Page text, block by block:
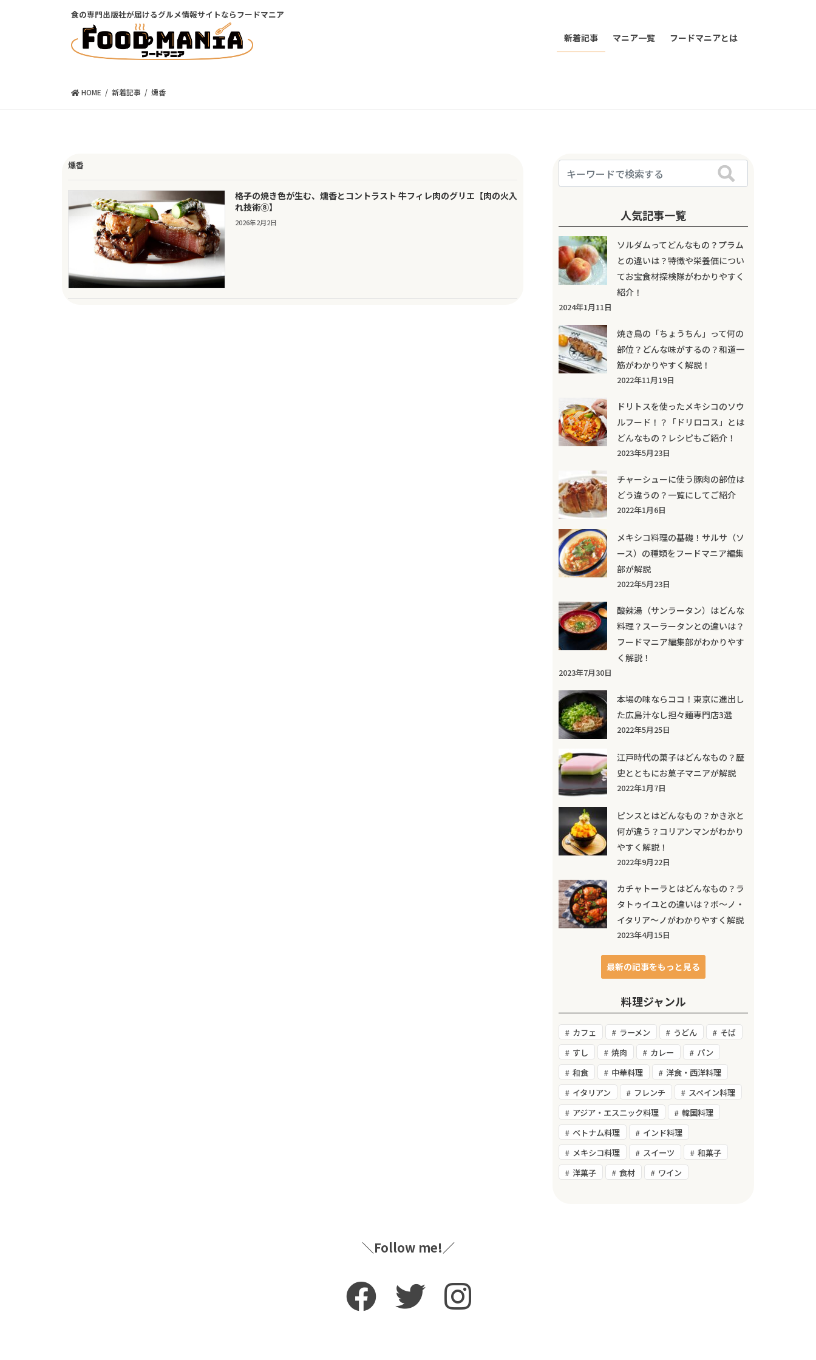
食の専門出版社が届けるグルメ情報サイトならフードマニア
新着記事 マニア一覧 フードマニアとは
HOME 新着記事 燻香
燻香
格子の焼き色が生む、燻香とコントラスト 牛フィレ肉のグリエ【肉の火入
れ技術⑧】
2026年2月2日 人気記事一覧
ソルダムってどんなもの？プラム
との違いは？特徴や栄養価につい
てお宝食材探検隊がわかりやすく
紹介！
2024年1月11日
焼き鳥の「ちょうちん」って何の
部位？どんな味がするの？和道一
筋がわかりやすく解説！
2022年11月19日
ドリトスを使ったメキシコのソウ
ルフード！？「ドリロコス」とは
どんなもの？レシピもご紹介！
2023年5月23日
チャーシューに使う豚肉の部位は
どう違うの？一覧にしてご紹介
2022年1月6日
メキシコ料理の基礎！サルサ（ソ
ース）の種類をフードマニア編集
部が解説
2022年5月23日
酸辣湯（サンラータン）はどんな
料理？スーラータンとの違いは？
フードマニア編集部がわかりやす
く解説！
2023年7月30日
本場の味ならココ！東京に進出し
た広島汁なし担々麺専門店3選
2022年5月25日
江戸時代の菓子はどんなもの？歴
史とともにお菓子マニアが解説
2022年1月7日
ピンスとはどんなもの？かき氷と
何が違う？コリアンマンがわかり
やすく解説！
2022年9月22日
カチャトーラとはどんなもの？ラ
タトゥイユとの違いは？ボ～ノ・
イタリア～ノがわかりやすく解説
2023年4月15日
最新の記事をもっと見る
料理ジャンル
カフェ ラーメン うどん
そば
すし
焼肉 カレー
パン
和食
中華料理
洋食・西洋料理
イタリアン
フレンチ
スペイン料理
アジア・エスニック料理
韓国料理
ベトナム料理
インド料理
メキシコ料理
スイーツ
和菓子
洋菓子
食材 ワイン
＼Follow me!／